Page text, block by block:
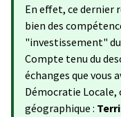
En effet, ce dernier
bien des
"investissement"
Compte tenu du
échanges que vous
Démocratie
géographique :